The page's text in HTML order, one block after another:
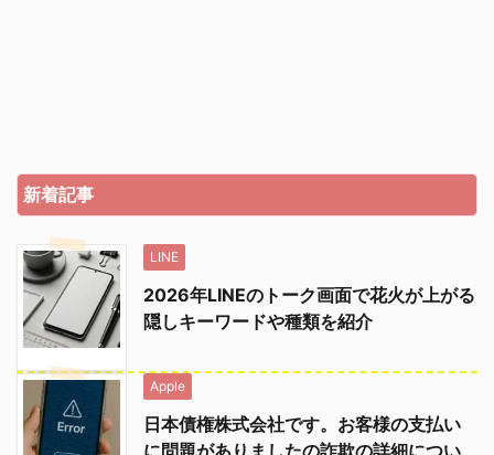
新着記事
LINE
2026年LINEのトーク画面で花火が上がる
隠しキーワードや種類を紹介
Apple
日本債権株式会社です。お客様の支払い